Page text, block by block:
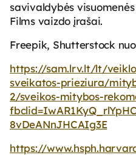
savivaldybės
Films vaizdo įrašai.
Freepik, Shutterstock
https://sam.lrv.lt/lt/
sveikatos-prieziura/
2/sveikos-mitybos-
8vDeANnJHCAIg3E
https://